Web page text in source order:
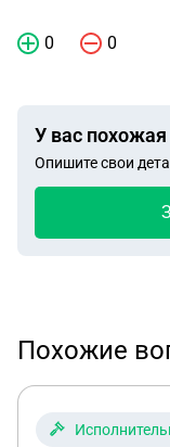
0 0
У вас похожая
Опишите свои
Похожие